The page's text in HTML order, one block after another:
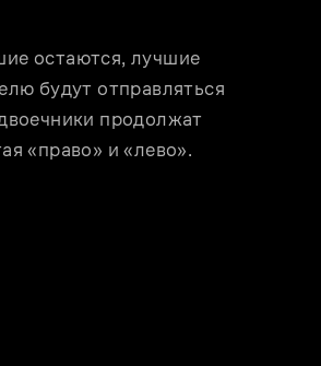
остаются, лучшие
будут отправляться
продолжат
«право» и «лево».